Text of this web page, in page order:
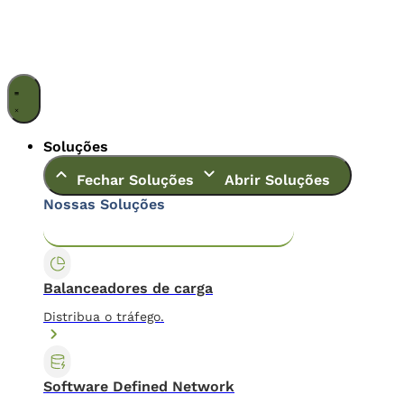
Soluções
Fechar Soluções
Abrir Soluções
Nossas Soluções
Balanceadores de carga
Distribua o tráfego.
Software Defined Network